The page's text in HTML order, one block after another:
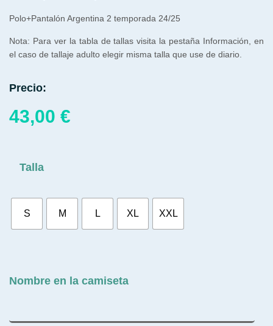
Polo+Pantalón Argentina 2 temporada 24/25
Nota: Para ver la tabla de tallas visita la pestaña Información, en
el caso de tallaje adulto elegir misma talla que use de diario.
Precio:
43,00 €
Talla
S M L XL XXL
Nombre en la camiseta